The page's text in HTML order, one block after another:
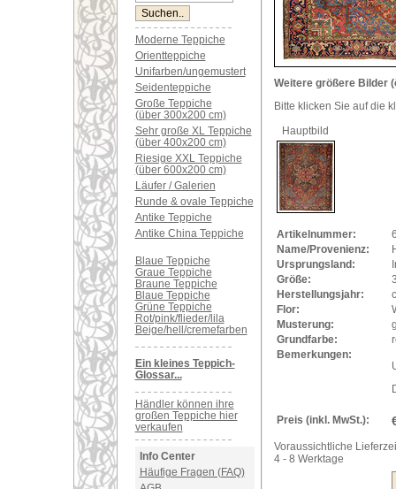
Moderne Teppiche
Orientteppiche
Unifarben/ungemustert
Seidenteppiche
Große Teppiche
(über 300x200 cm)
Sehr große XL Teppiche
(über 400x200 cm)
Riesige XXL Teppiche
(über 600x200 cm)
Läufer / Galerien
Runde & ovale Teppiche
Antike Teppiche
Antike China Teppiche
Blaue Teppiche
Graue Teppiche
Braune Teppiche
Blaue Teppiche
Grüne Teppiche
Rot/pink/flieder/lila
Beige/hell/cremefarben
Ein kleines Teppich-
Glossar...
Händler können ihre
großen Teppiche hier
verkaufen
Info Center
Häufige Fragen (FAQ)
Weitere größere Bilder
Bitte klicken Sie auf die
Hauptbild
Artikelnummer:
Name/Provenienz:
Ursprungsland:
Größe:
Herstellungsjahr:
Flor:
Musterung:
Grundfarbe:
Bemerkungen:
Preis (inkl. MwSt.):
Voraussichtliche
4 - 8 Werktage